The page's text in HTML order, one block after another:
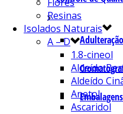
Adulteração
Resinas
Isolados Naturais
A – D
1.8-cineol
Aldeído
Aldeído
Anetol
Ascaridol